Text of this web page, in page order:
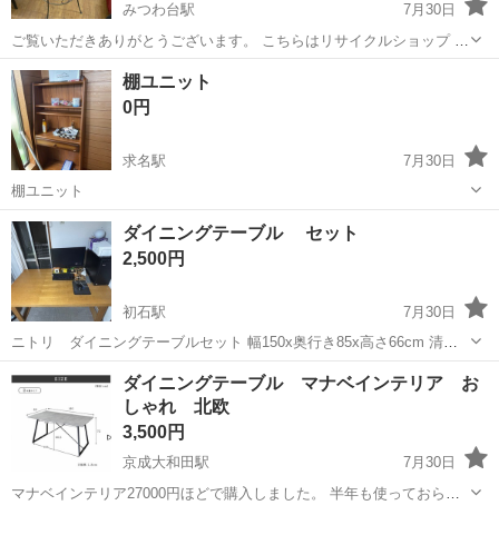
みつわ台駅
7月30日
ご覧いただきありがとうございます。 こちらはリサイクルショップ ト
レジャー・ファクトリー 千葉みつわ台店 からの出品です。 お問い
合わせ番号 1017005093561 【アイテム】 ダイニングテ...
千葉 千葉市 みつわ台駅
棚ユニット
0円
求名駅
7月30日
棚ユニット
千葉 東金市 求名駅 テーブル ユニット
ダイニングテーブル セット
2,500円
初石駅
7月30日
ニトリ ダイニングテーブルセット 幅150x奥行き85x高さ66cm 清掃
済みです。 引越しのためお譲りします。 8月11前にとりにきてくれる
方を優先させていただきます。 中古品のため、ご理解いただける方の
みお願いいたし...
千葉 柏市 初石駅 テーブル
ダイニングテーブル マナベインテリア お
しゃれ 北欧
3,500円
京成大和田駅
7月30日
マナベインテリア27000円ほどで購入しました。 半年も使っておら